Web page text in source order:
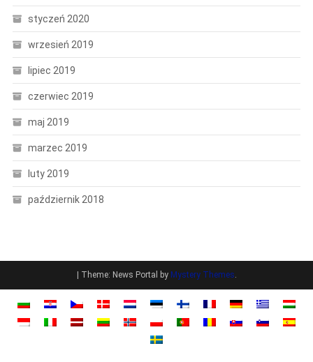
styczeń 2020
wrzesień 2019
lipiec 2019
czerwiec 2019
maj 2019
marzec 2019
luty 2019
październik 2018
Theme: News Portal by Mystery Themes.